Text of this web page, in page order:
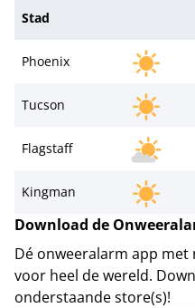
Stad
Phoenix
Tucson
Flagstaff
Kingman
Download de
Dé onweeralarm app
voor heel de wereld.
onderstaande store(s)!